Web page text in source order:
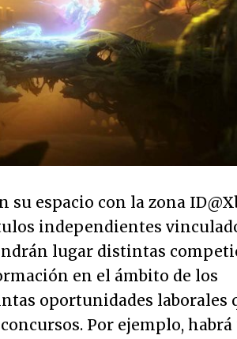
espacio con la zona
independientes
lugar distintas
en el ámbito de los
oportunidades laborales
Por ejemplo, habrá